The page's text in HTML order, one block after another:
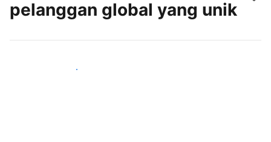
pelanggan global yang unik
Tarik tetamu baru hari ini